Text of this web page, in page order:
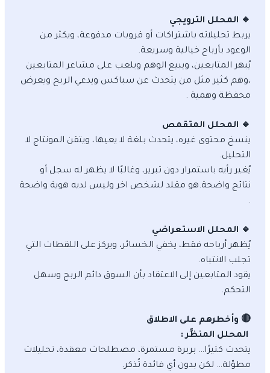
🔹 المحلل الترويجي
يربط تحليلاته باشتراكات أو قروبات مدفوعة، ويكثر من
الوعود بأرباح خيالية وسريعة.
يُبهر المتابعين، ويبيع الوهم ويلعب على مشاعر المتابعين
،وهم كثير مثل من يتحدث عن سباكس ويدعي الربح ويعرض
محفظة وهمية .
🔹 المحلل المتقمص
ينسخ محتوى غيره، يتحدث بلغة لا يعيها، ويتقن المونتاج لا
التحليل.
يُغير رأيه باستمرار دون تبرير، وغالبًا لا يظهر له سجل أو
نتائج واضحة.هو مقلد لشخص اخر وليس لديه هوية واضحة
.
🔹 المحلل الاستعراضي
يُظهر أرباحه فقط، يخفي الخسائر، ويركز على اللقطات التي
تجلب الانتباه.
يقود المتابعين إلى الاعتقاد بأن السوق دائم الربح وسهل
التحكم.
🔴 وأخطرهم على الاطلاق
المحلل المنظِّر :
يتحدث كثيرًا… بربرة مستمرة، مصطلحات معقدة، تحليلات
مطوّلة… لكن بدون أي فائدة تُذكر.